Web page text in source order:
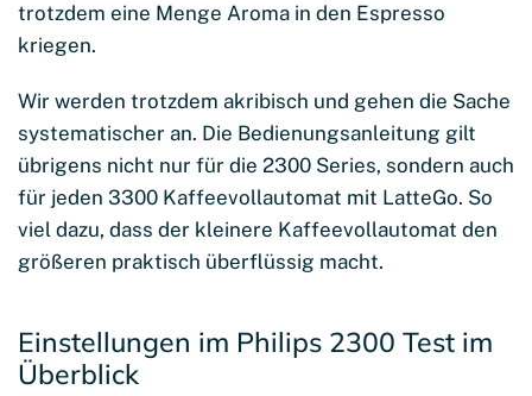
trotzdem eine Menge Aroma in den Espresso
kriegen.
Wir werden trotzdem akribisch und gehen die Sache
systematischer an. Die Bedienungsanleitung gilt
übrigens nicht nur für die 2300 Series, sondern auch
für jeden 3300 Kaffeevollautomat mit LatteGo. So
viel dazu, dass der kleinere Kaffeevollautomat den
größeren praktisch überflüssig macht.
Einstellungen im Philips 2300 Test im
Überblick